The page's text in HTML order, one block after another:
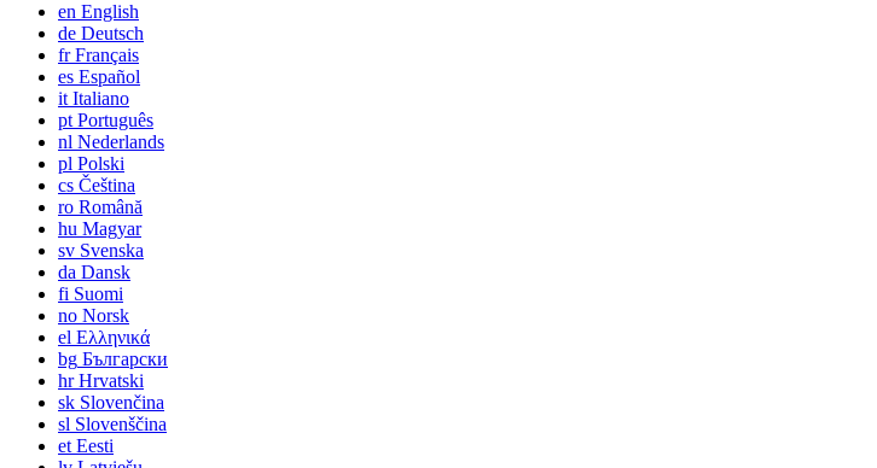
en English
de Deutsch
frFrançais
es Español
it Italiano
pt Português
nl Nederlands
pl Polski
cs Čeština
ro Română
hu Magyar
sv Svenska
da Dansk
fi Suomi
no Norsk
el Ελληνικά
bg Български
hrHrvatski
sk Slovenčina
sl Slovenščina
et Eesti